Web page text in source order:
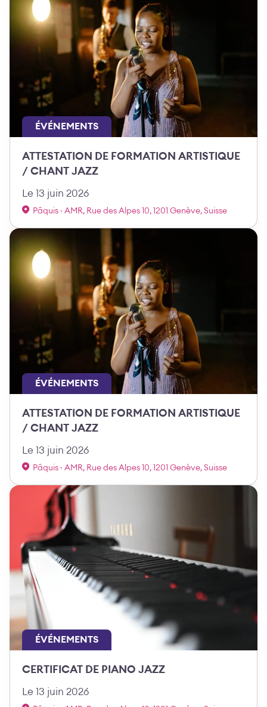
ÉVÉNEMENTS
ATTESTATION DE FORMATION ARTISTIQUE
/ CHANT JAZZ
Le 13 juin 2026
Pâquis · AMR, Rue des Alpes 10, 1201 Genève, Suisse
ÉVÉNEMENTS
ATTESTATION DE FORMATION ARTISTIQUE
/ CHANT JAZZ
Le 13 juin 2026
Pâquis · AMR, Rue des Alpes 10, 1201 Genève, Suisse
ÉVÉNEMENTS
CERTIFICAT DE PIANO JAZZ
Le 13 juin 2026